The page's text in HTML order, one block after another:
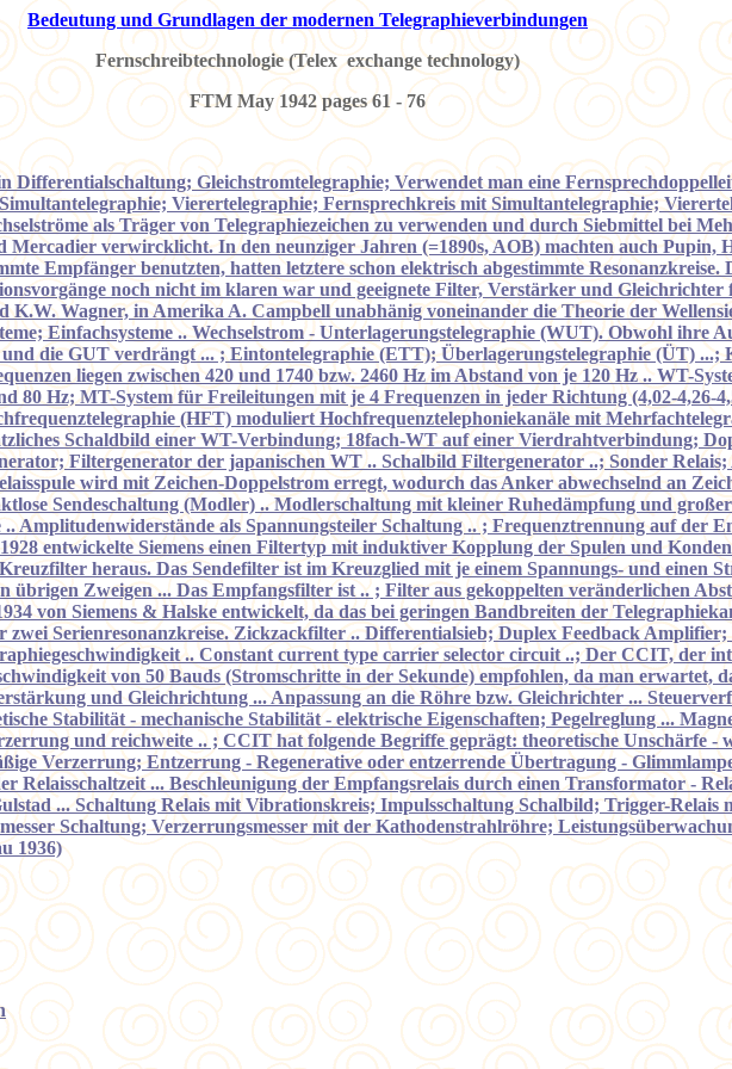
Bedeutung und Grundlagen der modernen Telegraphieverbindungen
Fernschreibtechnologie (Telex exchange technology)
FTM May 1942 pages 61 - 76
Differentialschaltung; Gleichstromtelegraphie; Verwendet man eine
Vierertelegraphie; Fernsprechkreis mit Simultantelegraphie;
als Träger von Telegraphiezeichen zu verwenden und durch Siebmittel bei
verwircklicht. In den neunziger Jahren (=1890s, AOB) machten auch Pupin,
Empfänger benutzten, hatten letztere schon elektrisch abgestimmte
noch nicht im klaren war und geeignete Filter, Verstärker und Gleichrichter
Wagner, in Amerika A. Campbell unabhänig voneinander die Theorie der
Einfachsysteme .. Wechselstrom - Unterlagerungstelegraphie (WUT). Obwohl ihre
die GUT verdrängt ... ; Eintontelegraphie (ETT); Überlagerungstelegraphie (ÜT) ...;
liegen zwischen 420 und 1740 bzw. 2460 Hz im Abstand von je 120 Hz .. WT-
80 Hz; MT-System für Freileitungen mit je 4 Frequenzen in jeder Richtung (4,02-4,26-
(HFT) moduliert Hochfrequenztelephoniekanäle mit
Schaldbild einer WT-Verbindung; 18fach-WT auf einer Vierdrahtverbindung;
Filtergenerator der japanischen WT .. Schalbild Filtergenerator ..; Sonder
wird mit Zeichen-Doppelstrom erregt, wodurch das Anker abwechselnd an
Sendeschaltung (Modler) .. Modlerschaltung mit kleiner Ruhedämpfung und
Amplitudenwiderstände als Spannungsteiler Schaltung .. ; Frequenztrennung auf der
entwickelte Siemens einen Filtertyp mit induktiver Kopplung der Spulen und
heraus. Das Sendefilter ist im Kreuzglied mit je einem Spannungs- und einen
übrigen Zweigen ... Das Empfangsfilter ist .. ; Filter aus gekoppelten veränderlichen
von Siemens & Halske entwickelt, da das bei geringen Bandbreiten der
Serienresonanzkreise. Zickzackfilter .. Differentialsieb; Duplex Feedback
.. Constant current type carrier selector circuit ..; Der CCIT, der
von 50 Bauds (Stromschritte in der Sekunde) empfohlen, da man erwartet,
und Gleichrichtung ... Anpassung an die Röhre bzw. Gleichrichter ...
Stabilität - mechanische Stabilität - elektrische Eigenschaften; Pegelreglung ...
und reichweite .. ; CCIT hat folgende Begriffe geprägt: theoretische Unschärfe -
Verzerrung; Entzerrung - Regenerative oder entzerrende Übertragung -
Relaisschaltzeit ... Beschleunigung der Empfangsrelais durch einen Transformator -
... Schaltung Relais mit Vibrationskreis; Impulsschaltung Schalbild; Trigger-
Schaltung; Verzerrungsmesser mit der Kathodenstrahlröhre;
1936)